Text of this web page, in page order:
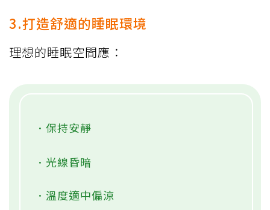
3.打造舒適的睡眠環境
理想的睡眠空間應：
．保持安靜
．光線昏暗
．溫度適中偏涼